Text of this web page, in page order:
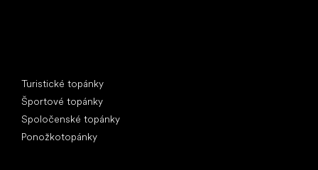
Turistické topánky
Športové topánky
Spoločenské topánky
Ponožkotopánky